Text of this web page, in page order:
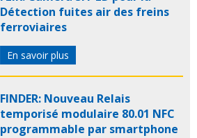
Détection fuites air des freins
ferroviaires
En savoir plus
FINDER: Nouveau Relais
temporisé modulaire 80.01 NFC
programmable par smartphone